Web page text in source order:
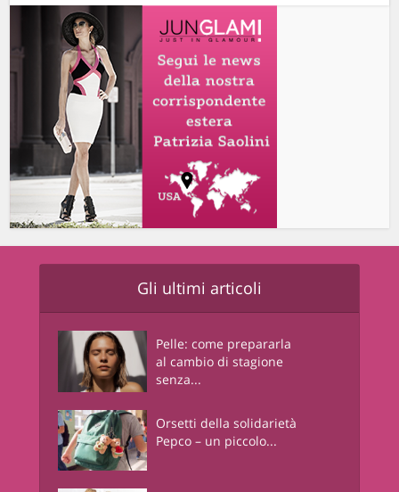
Gli ultimi articoli
Pelle: come prepararla
al cambio di stagione
senza...
Orsetti della solidarietà
Pepco – un piccolo...